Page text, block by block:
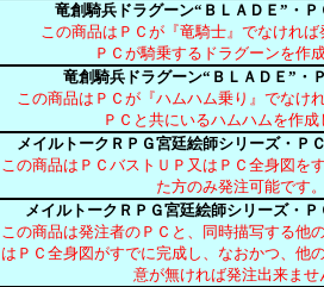
竜創騎兵ドラグーン“ＢＬＡＤＥ”・
この商品はＰＣが『竜騎士』でなけれ
ＰＣが騎乗するドラグーンを作
竜創騎兵ドラグーン“ＢＬＡＤＥ”・
この商品はＰＣが『ハムハム乗り』でなけ
ＰＣと共にいるハムハムを作成
メイルトークＲＰＧ宮廷絵師シリーズ・Ｐ
この商品はＰＣバストＵＰ又はＰＣ全身図を
た方のみ発注可能です
メイルトークＲＰＧ宮廷絵師シリーズ・
この商品は発注者のＰＣと、同時描写する他
はＰＣ全身図がすでに完成し、なおかつ、他
意が無ければ発注出来ませ